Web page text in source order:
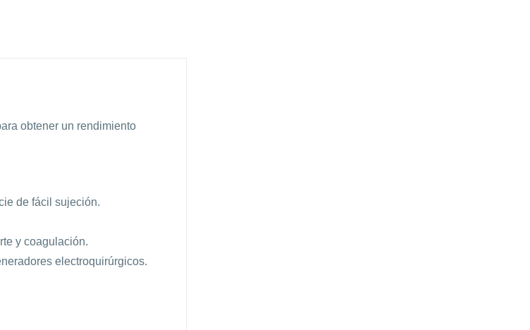
obtener un rendimiento
de fácil sujeción.
y coagulación.
electroquirúrgicos.